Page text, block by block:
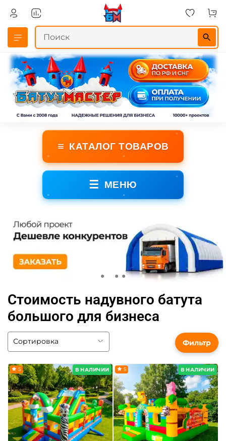
≡ КАТАЛОГ ТОВАРОВ
☰ МЕНЮ
Стоимость надувного батута
большого для бизнеса
В НАЛИЧИИ
5 В НАЛИЧИИ
5
Фильтр